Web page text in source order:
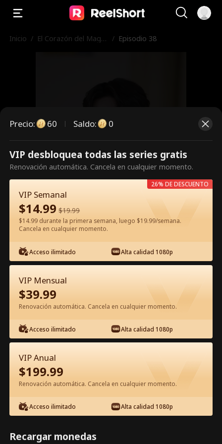
Inicio / El Corazón del Magn
/ Episodio 38
Es un episodio de pago.
Desbloquéalo para verlo.
60Desbloquear ahora
Ver gratis en la app
Episodio 38 - El Corazón del Magnate
Película Completa
1-50 51-85 Todos los Episodios
38 39 40 41 42
Precio: 60 Saldo: 0
VIP desbloquea todas las series gratis
Renovación automática. Cancela en cualquier momento.
VIP Semanal
$14.99 $19.99
$14.99 durante la primera semana, luego $19.99/semana.
Cancela en cualquier momento.
Acceso ilimitado Alta calidad 1080p
26% DE DESCUENTO
VIP Mensual
$39.99
Renovación automática. Cancela en cualquier momento.
Acceso ilimitado Alta calidad 1080p
VIP Anual
$199.99
Renovación automática. Cancela en cualquier momento.
Acceso ilimitado Alta calidad 1080p
Recargar monedas